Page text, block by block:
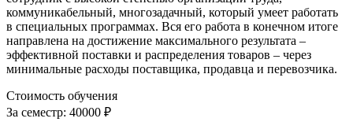
коммуникабельный, многозадачный, который умеет работать
в специальных программах. Вся его работа в конечном итоге
направлена на достижение максимального результата –
эффективной поставки и распределения товаров – через
минимальные расходы поставщика, продавца и перевозчика.
Стоимость обучения
За семестр: 40000 ₽